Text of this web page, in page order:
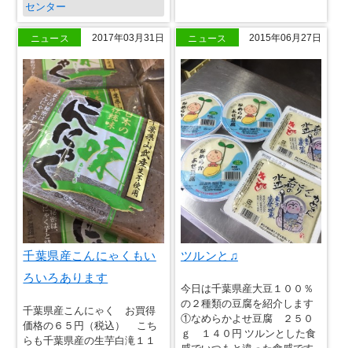
センター
ニュース 2017年03月31日
千葉県産こんにゃくもい
ろいろあります
千葉県産こんにゃく お買得
価格の６５円（税込） こち
らも千葉県産の生芋白滝１１
ニュース 2015年06月27日
ツルンと♫
今日は千葉県産大豆１００％
の２種類の豆腐を紹介します
①なめらかよせ豆腐 ２５０
ｇ １４０円 ツルンとした食